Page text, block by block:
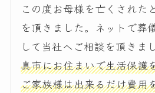
この度お母様を亡くされた
を頂きました。ネットで葬
して当社へご相談を頂きま
真市にお住まいで生活保護
ご家族様は出来るだけ費用